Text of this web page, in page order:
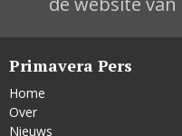
Primavera Pers
Home
Over
Nieuws